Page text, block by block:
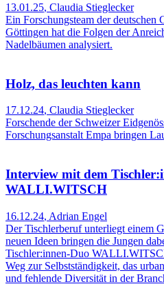
13.01.25, Claudia Stieglecker
Ein Forschungsteam der
Göttingen hat die Folgen der
Nadelbäumen analysiert.
Holz, das leuchten kann
17.12.24, Claudia Stieglecker
Forschende der Schweizer
Forschungsanstalt Empa bringen
Interview mit dem
WALLI.WITSCH
16.12.24, Adrian Engel
Der Tischlerberuf unterliegt einem
neuen Ideen bringen die Jungen
Tischler:innen-Duo
Weg zur Selbstständigkeit, das
und fehlende Diversität in der